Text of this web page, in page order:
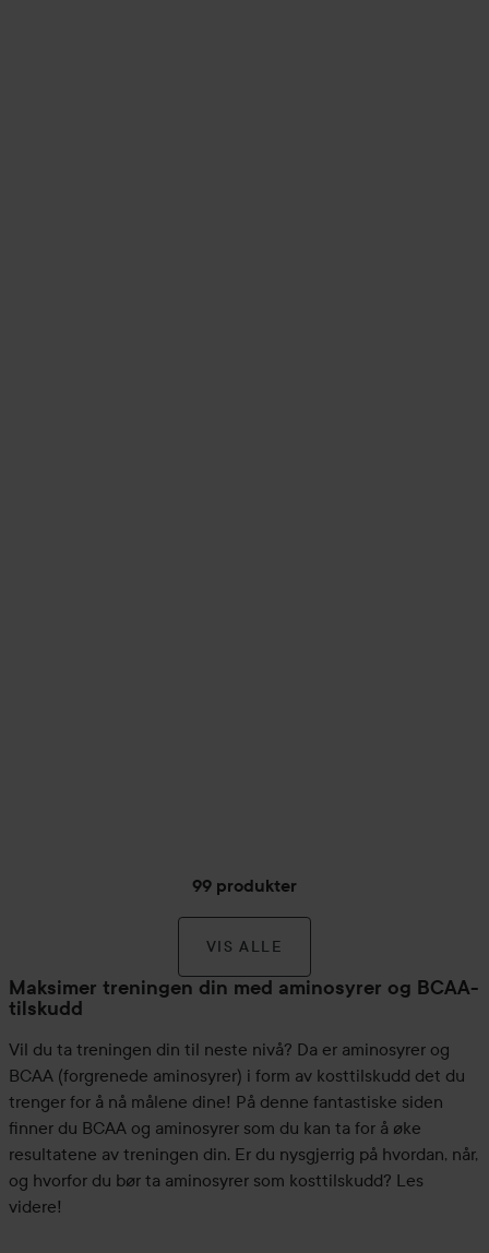
99 produkter
VIS ALLE
Maksimer treningen din med aminosyrer og BCAA-
tilskudd
Vil du ta treningen din til neste nivå? Da er aminosyrer og
BCAA (forgrenede aminosyrer) i form av kosttilskudd det du
trenger for å nå målene dine! På denne fantastiske siden
finner du BCAA og aminosyrer som du kan ta for å øke
resultatene av treningen din. Er du nysgjerrig på hvordan, når,
og hvorfor du bør ta aminosyrer som kosttilskudd? Les
videre!